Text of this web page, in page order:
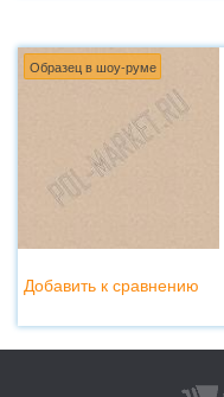
Образец в шоу-руме
Добавить к сравнению